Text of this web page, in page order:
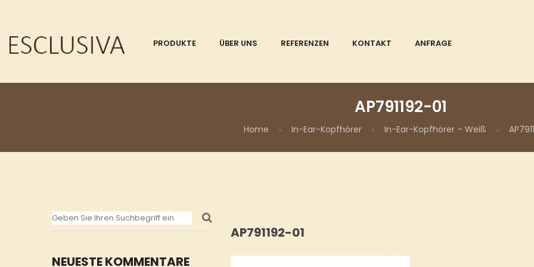
PRODUKTE ÜBER UNS REFERENZEN KONTAKT ANFRAGE
AP791192-01
Home In-Ear-Kopfhörer In-Ear-Kopfhörer – Weiß
NEUESTE KOMMENTARE
AP791192-01